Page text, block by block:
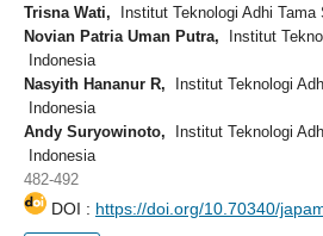
Trisna Wati, Institut Teknologi Adhi
Novian Patria Uman Putra, Institut
Indonesia
Nasyith Hananur R, Institut Teknologi
Indonesia
Andy Suryowinoto, Institut Teknologi
Indonesia
482-492
DOI : https://doi.org/10.70340/